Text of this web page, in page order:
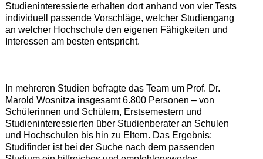
Studieninteressierte erhalten dort anhand von vier Tests
individuell passende Vorschläge, welcher Studiengang
an welcher Hochschule den eigenen Fähigkeiten und
Interessen am besten entspricht.
In mehreren Studien befragte das Team um Prof. Dr.
Marold Wosnitza insgesamt 6.800 Personen – von
Schülerinnen und Schülern, Erstsemestern und
Studieninteressierten über Studienberater an Schulen
und Hochschulen bis hin zu Eltern. Das Ergebnis:
Studifinder ist bei der Suche nach dem passenden